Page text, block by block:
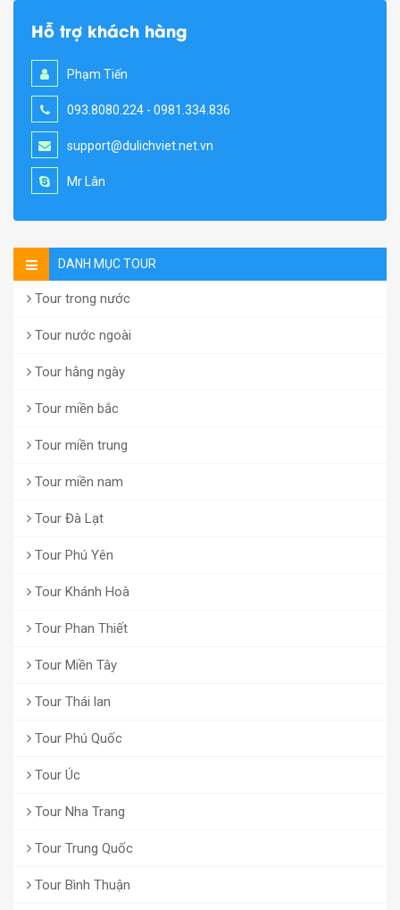
Hỗ trợ khách hàng
Phạm Tiến
093.8080.224 - 0981.334.836
support@dulichviet.net.vn
Mr Lân
DANH MỤC TOUR
Tour trong nước
Tour nước ngoài
Tour hằng ngày
Tour miền bắc
Tour miền trung
Tour miền nam
Tour Đà Lạt
Tour Phú Yên
Tour Khánh Hoà
Tour Phan Thiết
Tour Miền Tây
Tour Thái lan
Tour Phú Quốc
Tour Úc
Tour Nha Trang
Tour Trung Quốc
Tour Bình Thuận